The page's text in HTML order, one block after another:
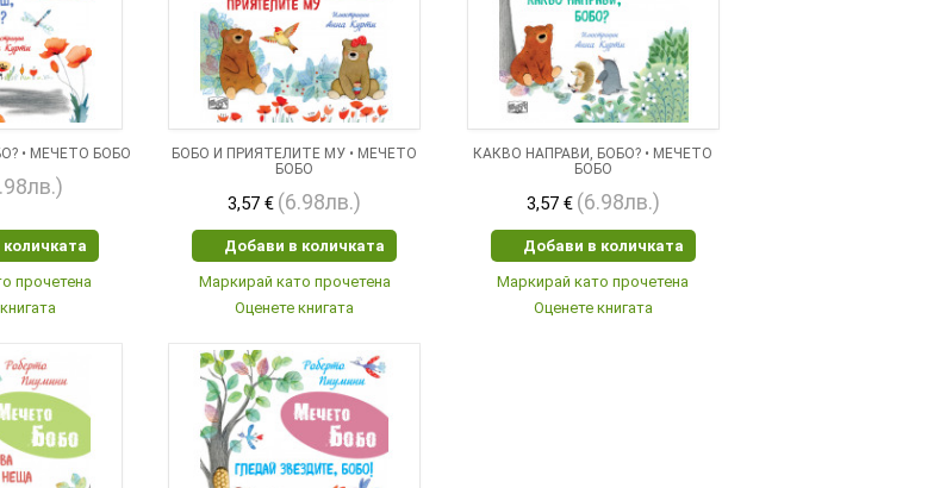
• МЕЧЕТО БОБО
прочетена
БОБО И ПРИЯТЕЛИТЕ МУ • МЕЧЕТО
БОБО
3,57 € (6.98лв.)
Добави в количката
Маркирай като прочетена
Оценете книгата
КАКВО НАПРАВИ, БОБО? • МЕЧЕТО
БОБО
3,57 € (6.98лв.)
Добави в количката
Маркирай като прочетена
Оценете книгата